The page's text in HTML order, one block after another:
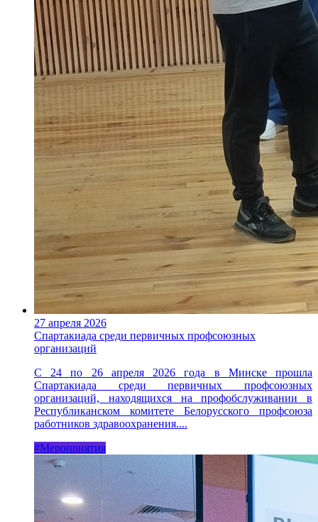
27 апреля 2026
Спартакиада среди первичных профсоюзных
организаций
С 24 по 26 апреля 2026 года в Минске прошла
Спартакиада среди первичных профсоюзных
организаций, находящихся на профобслуживании в
Республиканском комитете Белорусского профсоюза
работников здравоохранения....
#Мероприятия